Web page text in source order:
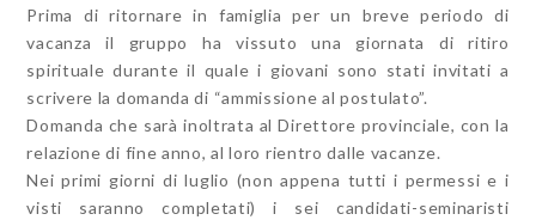
Prima di ritornare in famiglia per un breve periodo di
vacanza il gruppo ha vissuto una giornata di ritiro
spirituale durante il quale i giovani sono stati invitati a
scrivere la domanda di “ammissione al postulato”.
Domanda che sarà inoltrata al Direttore provinciale, con la
relazione di fine anno, al loro rientro dalle vacanze.
Nei primi giorni di luglio (non appena tutti i permessi e i
visti saranno completati) i sei candidati-seminaristi